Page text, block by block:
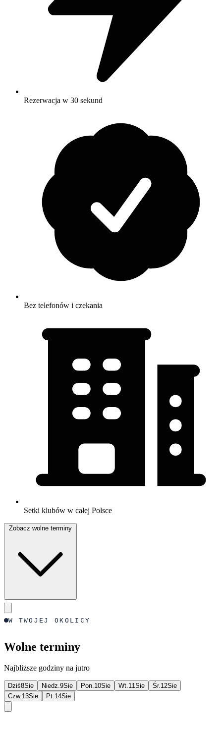
Rezerwacja w 30 sekund
Bez telefonów i czekania
Setki klubów w całej Polsce
W TWOJEJ OKOLICY
Wolne terminy
Najbliższe godziny na jutro
Dziś8Sie Niedz. 9Sie Pon. 10Sie Wt. 11Sie Śr. 12Sie
Czw. 13Sie Pt. 14Sie